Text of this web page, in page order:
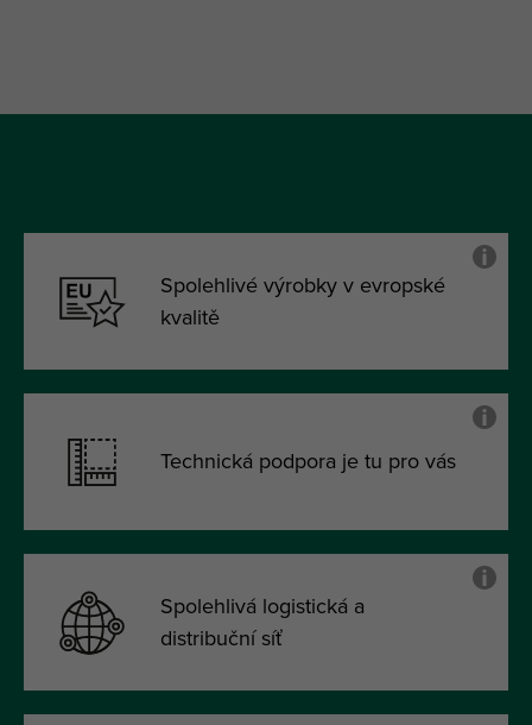
Spolehlivé výrobky v evropské
kvalitě
Technická podpora je tu pro vás
Spolehlivá logistická a
distribuční síť